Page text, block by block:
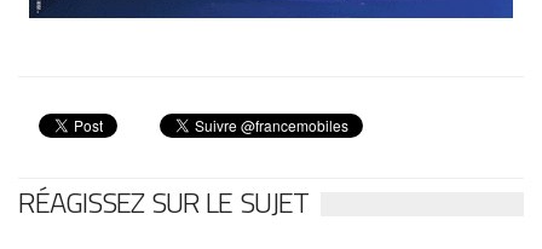
RÉAGISSEZ SUR LE SUJET